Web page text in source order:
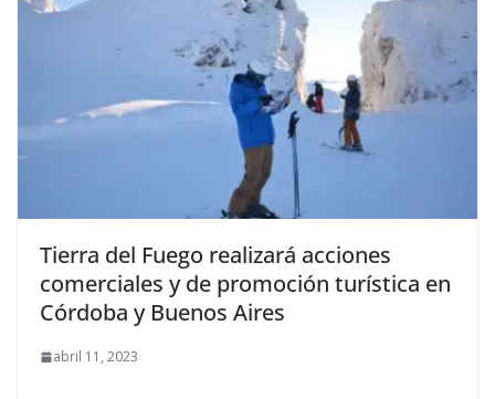
Tierra del Fuego realizará acciones
comerciales y de promoción turística en
Córdoba y Buenos Aires
abril 11, 2023